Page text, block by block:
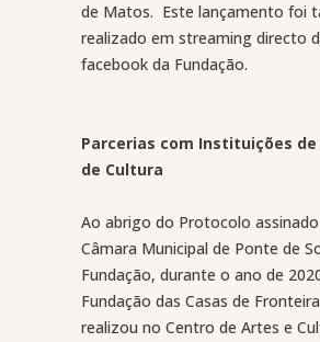
de Matos. Este lançamento foi
realizado em streaming directo
facebook da Fundação.
Parcerias com Instituições de
de Cultura
Ao abrigo do Protocolo
Câmara Municipal de Ponte de
Fundação, durante o ano de
Fundação das Casas de
realizou no Centro de Artes e